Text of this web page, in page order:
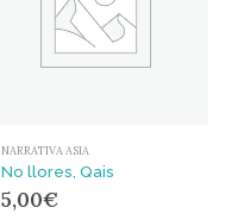
NARRATIVA ASIA
No llores, Qais
5,00€